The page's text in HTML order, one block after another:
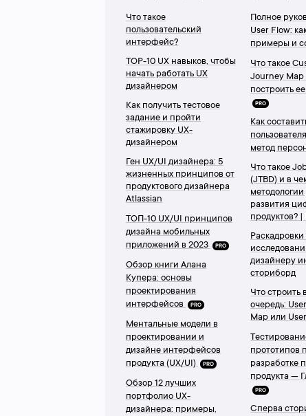
Что такое
пользовательский
интерфейс?
TOP-10 UX навыков, чтобы
начать работать UX
дизайнером
Как получить тестовое
задание и пройти
стажировку UX-
дизайнером
Ген UX/UI дизайнера: 5
жизненных принципов от
продуктового дизайнера
Atlassian
ТОП-10 UX/UI принципов
дизайна мобильных
приложений в 2023
PRO
Обзор книги Алана
Купера: основы
проектирования
интерфейсов
PRO
Ментальные модели в
проектировании и
дизайне интерфейсов
продукта (UX/UI)
PRO
Обзор 12 лучших
портфолио UX-
дизайнера: примеры,
Полное
User Flow:
примеры и
Что такое
Journey Map
построить
PRO
Как
метод
Что такое
(JTBD) и в
методологии
развития
продуктов? |
дизайнеру
сториборд
Что строить
очередь:
Map или
прототипов
разработке
продукта —
PRO
Сперва